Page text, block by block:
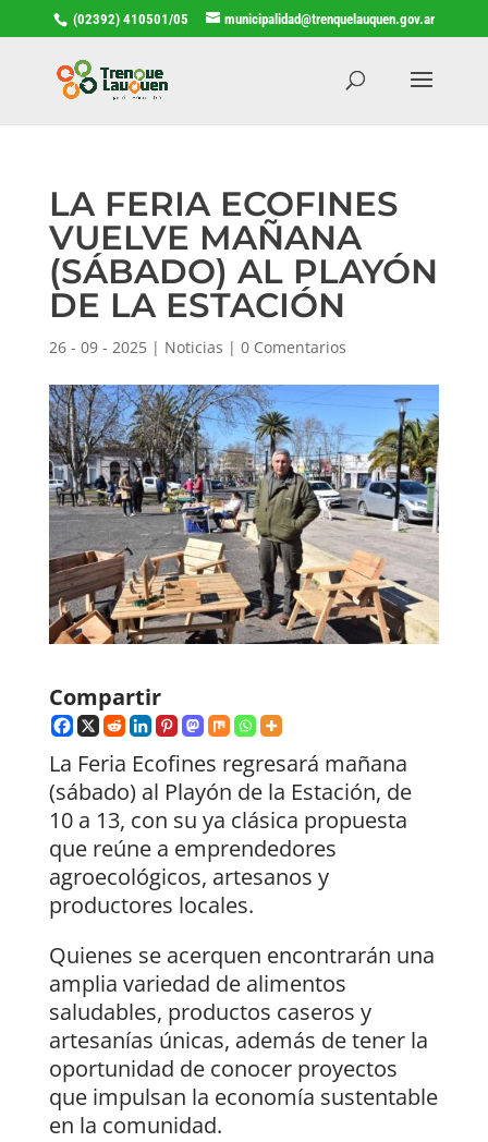
(02392) 410501/05 municipalidad@trenquelauquen.gov.ar
LA FERIA ECOFINES
VUELVE MAÑANA
(SÁBADO) AL PLAYÓN
DE LA ESTACIÓN
26 - 09 - 2025| Noticias | 0 Comentarios
Compartir
La Feria Ecofines regresará mañana
(sábado) al Playón de la Estación, de
10 a 13, con su ya clásica propuesta
que reúne a emprendedores
agroecológicos, artesanos y
productores locales.
Quienes se acerquen encontrarán una
amplia variedad de alimentos
saludables, productos caseros y
artesanías únicas, además de tener la
oportunidad de conocer proyectos
que impulsan la economía sustentable
en la comunidad.